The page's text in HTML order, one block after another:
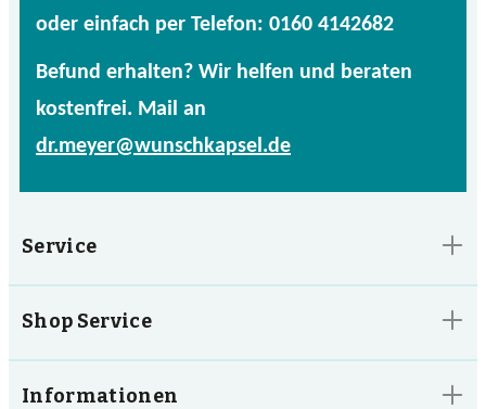
oder einfach per Telefon: 0160 4142682
Befund erhalten? Wir helfen und beraten
kostenfrei. Mail an
dr.meyer@wunschkapsel.de
Service
Shop Service
Informationen